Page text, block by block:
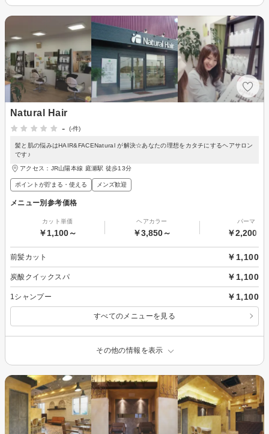
Natural Hair
-
(-件)
髪と肌の悩みはHAIR&FACENatural が解決☆あなたの理想をカタチにするヘアサロン
です♪
アクセス：JR山陽本線 庭瀬駅 徒歩13分
ポイントが貯まる・使える メンズ歓迎
メニュー別参考価格
カット単価
￥1,100～
ヘアカラー
￥3,850～
パーマ
￥2,200～
前髪カット ￥1,100
炭酸クイックスパ ￥1,100
1シャンプー ￥1,100
すべてのメニューを見る
その他の情報を表示